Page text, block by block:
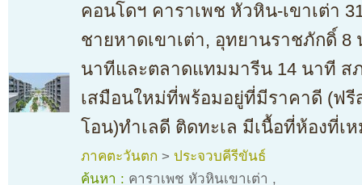
คอนโดฯ คาราเพช หัวหิน-เขาเต่า
ชายหาดเขาเต่า, อุทยานราชภักดิ์ 8
นาทีและตลาดแทมมารีน 14 นาที ส
เสมือนใหม่ที่พร้อมอยู่ที่มีราคาดี (ฟรี
โอน)ทำเลดี ติดทะเล มีเนื้อที่ห้องที่เ
ภาคตะวันตก > ประจวบคีรีขันธ์
ค้นหา : คาราเพช หัวหินเขาเต่า ,